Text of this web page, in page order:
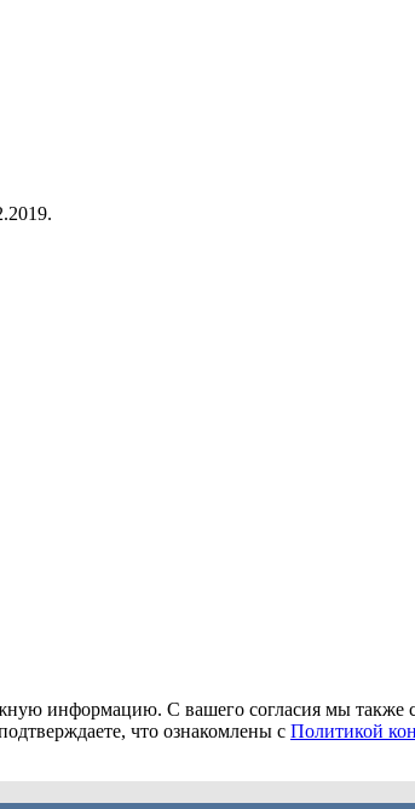
информацию. С вашего согласия мы также
что ознакомлены с Политикой